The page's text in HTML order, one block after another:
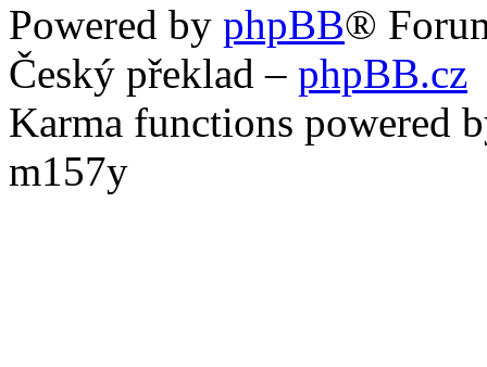
Powered by phpBB®
Český překlad – phpBB.cz
Karma functions powered
m157y